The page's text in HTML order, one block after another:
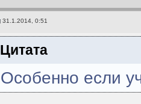
31.1.2014, 0:51
Цитата
Особенно если